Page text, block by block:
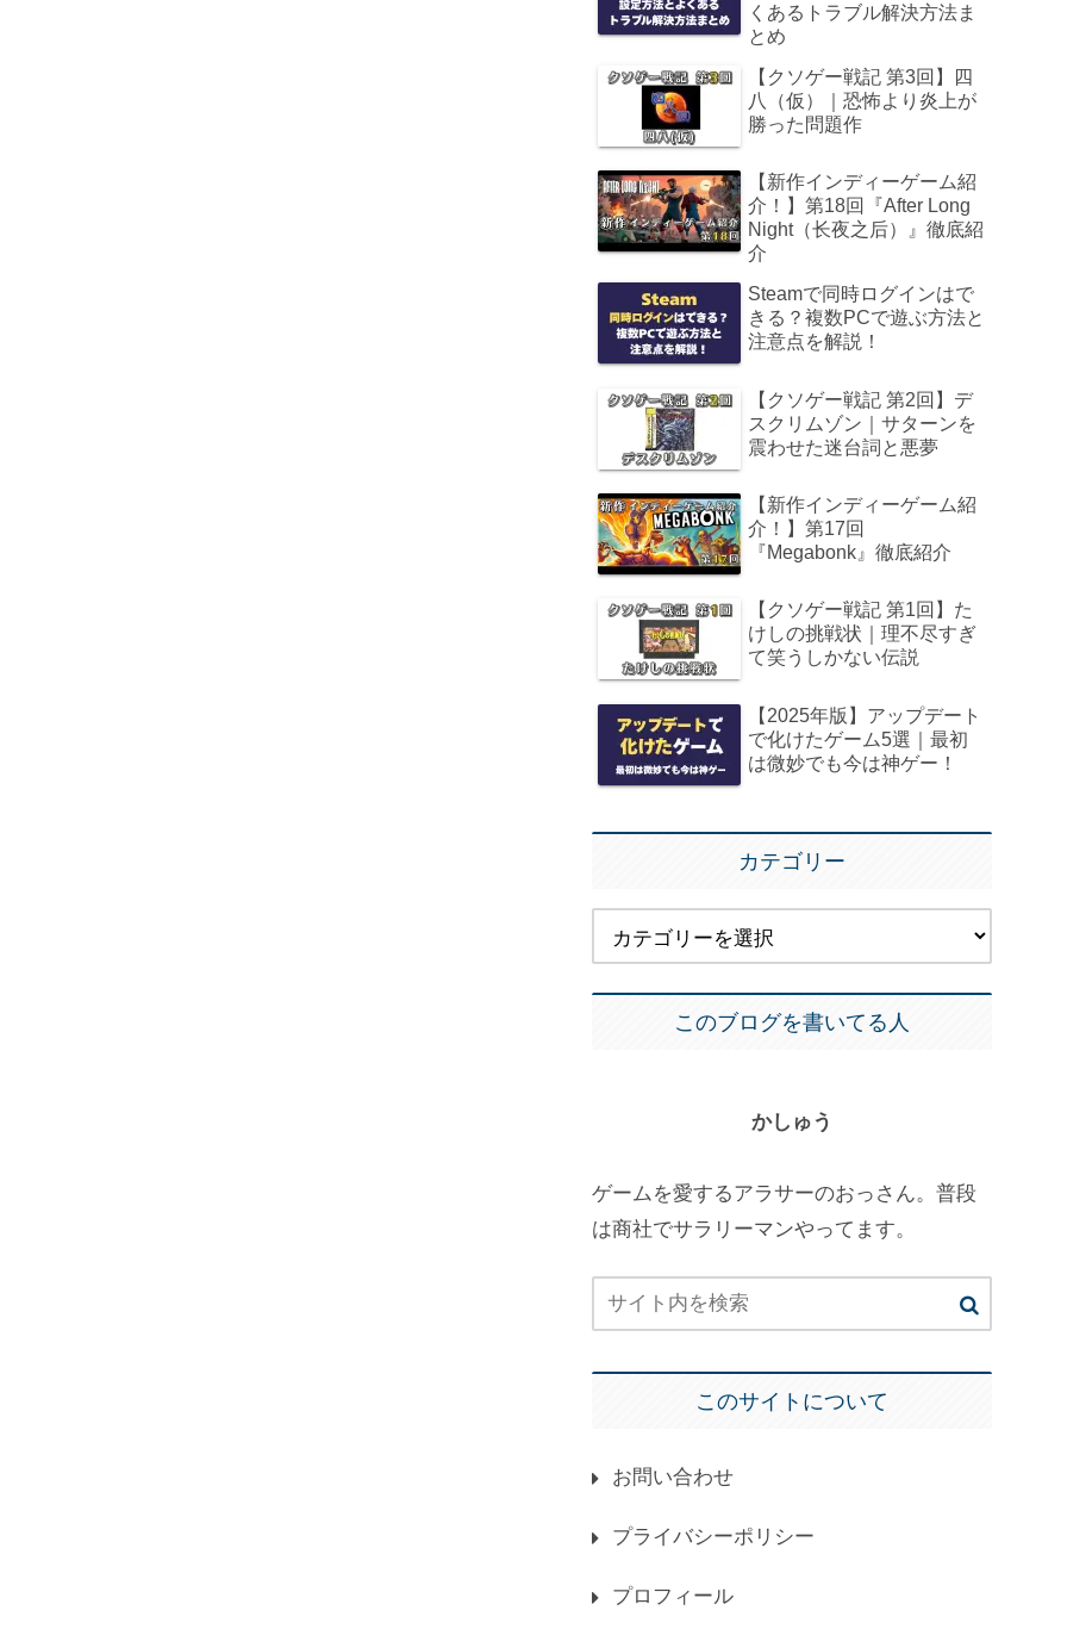
くあるトラブル解決方法ま
とめ
【クソゲー戦記 第3回】四
八（仮）｜恐怖より炎上が
勝った問題作
【新作インディーゲーム紹
介！】第18回『After Long
Night（长夜之后）』徹底紹
介
Steamで同時ログインはで
きる？複数PCで遊ぶ方法と
注意点を解説！
【クソゲー戦記 第2回】デ
スクリムゾン｜サターンを
震わせた迷台詞と悪夢
【新作インディーゲーム紹
介！】第17回
『Megabonk』徹底紹介
【クソゲー戦記 第1回】た
けしの挑戦状｜理不尽すぎ
て笑うしかない伝説
【2025年版】アップデート
で化けたゲーム5選｜最初
は微妙でも今は神ゲー！
カテゴリー
このブログを書いてる人
かしゅう
ゲームを愛するアラサーのおっさん。普段
は商社でサラリーマンやってます。
このサイトについて
お問い合わせ
プライバシーポリシー
プロフィール